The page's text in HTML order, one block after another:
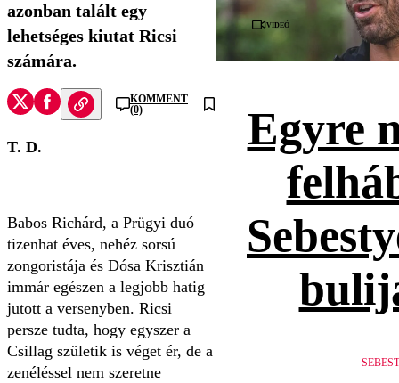
azonban talált egy
lehetséges kiutat Ricsi
számára.
KOMMENT
(0)
T. D.
Babos Richárd, a Prügyi duó
tizenhat éves, nehéz sorsú
zongoristája és Dósa Krisztián
immár egészen a legjobb hatig
jutott a versenyben. Ricsi
persze tudta, hogy egyszer a
Csillag születik is véget ér, de a
zenéléssel nem szeretne
Videó
Egyre